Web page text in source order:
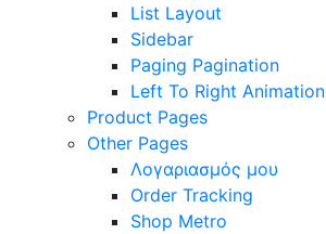
List Layout
Sidebar
Paging Pagination
Left To Right Animation
Product Pages
Other Pages
Λογαριασμός μου
Order Tracking
Shop Metro